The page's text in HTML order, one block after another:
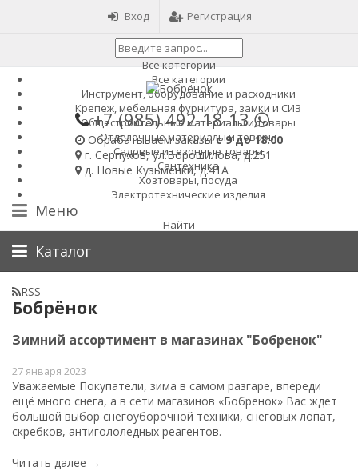
Вход Регистрация
Все категории
Все категории
Инструмент, оборудование и расходники
Крепеж, мебельная фурнитура, замки и СИЗ
Общестроительные материалы и товары
Отделочные материалы и товары
Садовые и сезонные товары
Сантехника
Хозтовары, посуда
Электротехнические изделия
Найти
+7 (985)492-18-13
Обрабатываем заказыс 9 до 18:00
г. Серпухов, ул.Ворошилова, д.251
д. Новые Кузьменки, д.41А
Меню
Каталог
RSS
Бобрёнок
Зимний ассортимент в магазинах "Бобренок"
27 января 2023
Уважаемые Покупатели, зима в самом разгаре, впереди
ещё много снега, а в сети магазинов «Бобренок» Вас ждет
большой выбор снегоуборочной техники, снеговых лопат,
скребков, антигололедных реагентов.
Читать далее →